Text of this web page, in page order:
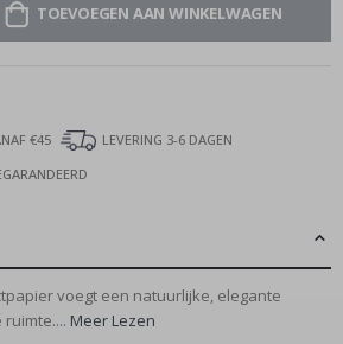
TOEVOEGEN AAN WINKELWAGEN
€45
LEVERING 3-6 DAGEN
voegt een natuurlijke, elegante
Meer Lezen